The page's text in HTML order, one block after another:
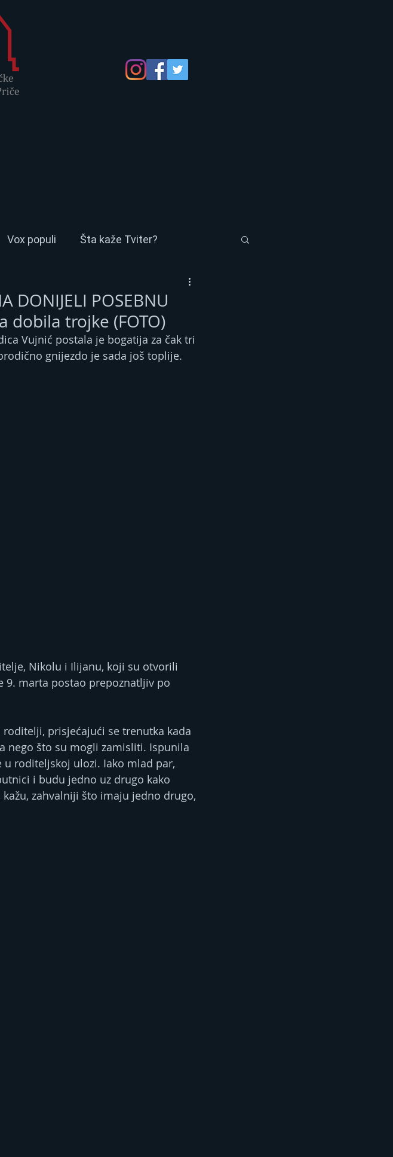
Vox populi Šta kaže Tviter?
DONIJELI POSEBNU
dobila trojke (FOTO)
Vujnić postala je bogatija za čak tri
gnijezdo je sada još toplije.
Nikolu i Ilijanu, koji su otvorili
9. marta postao prepoznatljiv po
prisjećajući se trenutka kada
nego što su mogli zamisliti. Ispunila
u roditeljskoj ulozi. Iako mlad par,
i budu jedno uz drugo kako
zahvalniji što imaju jedno drugo,